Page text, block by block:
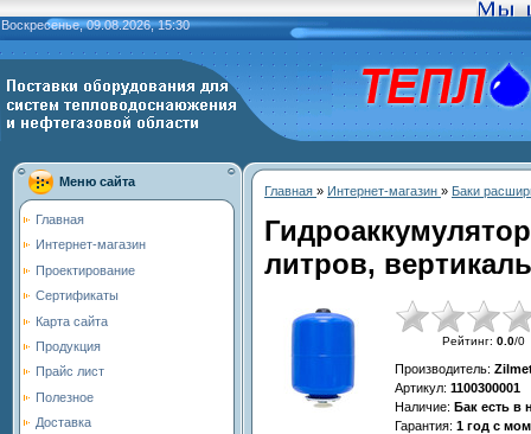
Воскресенье, 09.08.2026, 15:30
Меню сайта
Главная
Интернет-магазин
Проектирование
Сертификаты
Карта сайта
Продукция
Прайс лист
Полезное
Доставка
Главная » Интернет-магазин » Баки
литров,
Рейтинг: 0.0/0
Производитель:
Артикул: 1100300001
Наличие: Бак есть в
Гарантия: 1 год с